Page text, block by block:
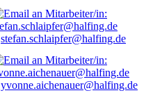
stefan.schlaipfer@halfing.de
yvonne.aichenauer@halfing.de